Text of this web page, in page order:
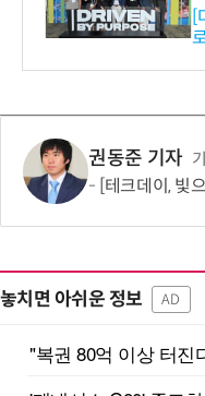
-
[
권동준 기자
[테크데이, 빛으로 通한다
놓치면 아쉬운 정보 AD